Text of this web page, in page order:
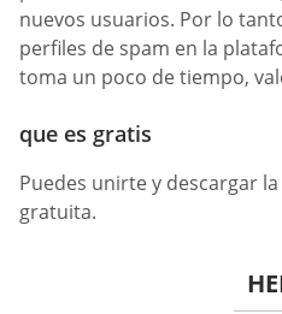
nuevos usuarios. Por lo
perfiles de spam en la
toma un poco de tiempo,
que es gratis
Puedes unirte y descargar
gratuita.